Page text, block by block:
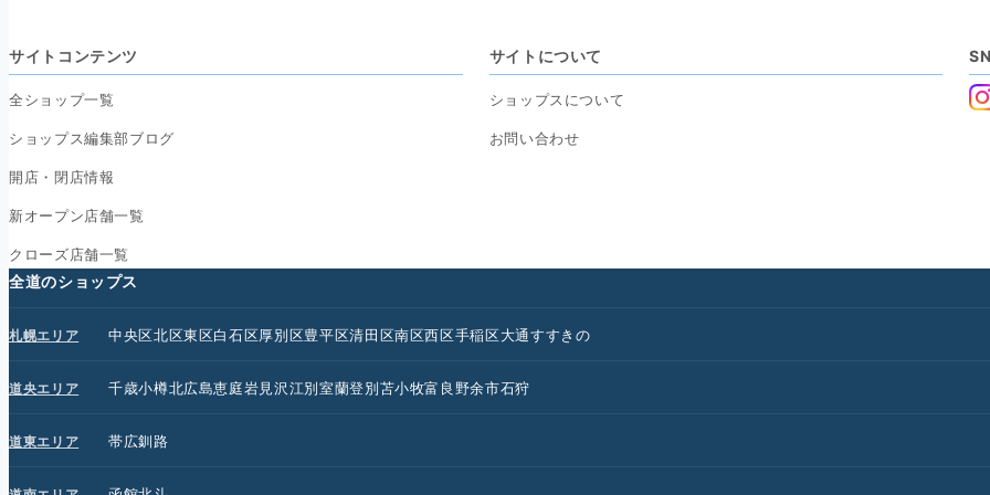
サイトコンテンツ
全ショップ一覧
ショップス編集部ブログ
開店・閉店情報
新オープン店舗一覧
クローズ店舗一覧
サイトについて
ショップスについて
お問い合わせ
全道のショップス
札幌エリア 中央区北区東区白石区厚別区豊平区清田区南区西区手稲区大通すすきの
道央エリア 千歳小樽北広島恵庭岩見沢江別室蘭登別苫小牧富良野余市石狩
道東エリア 帯広釧路